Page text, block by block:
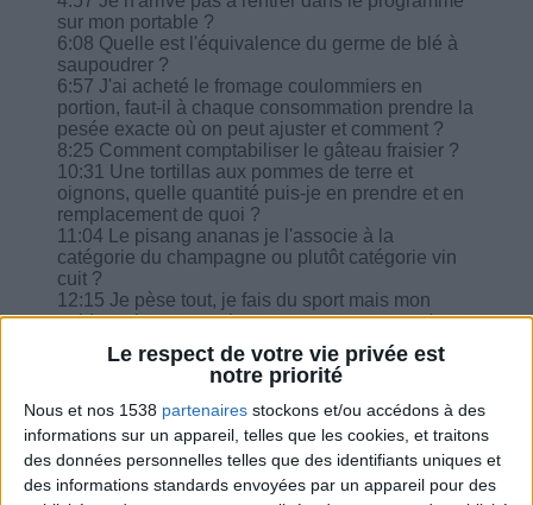
Le respect de votre vie privée est
notre priorité
Nous et nos 1538 partenaires stockons et/ou accédons à des
informations sur un appareil, telles que les cookies, et traitons
des données personnelles telles que des identifiants uniques et
des informations standards envoyées par un appareil pour des
sur mon portable ?
6:08 Quelle est l'équivalence du germe de blé à
saupoudrer ?
6:57 J'ai acheté le fromage coulommiers en
portion, faut-il à chaque consommation prendre la
pesée exacte où on peut ajuster et comment ?
8:25 Comment comptabiliser le gâteau fraisier ?
10:31 Une tortillas aux pommes de terre et
oignons, quelle quantité puis-je en prendre et en
remplacement de quoi ?
11:04 Le pisang ananas je l'associe à la
catégorie du champagne ou plutôt catégorie vin
cuit ?
12:15 Je pèse tout, je fais du sport mais mon
poids ne bouge pas beaucoup ; est-ce que c'est
la ménopause ?
13:24 Combien de weetabix pour remplacer les
13:58 Sans petit-déjeuner est-ce que je peux
prendre une collation mais comment ?
14:44 Que faut-il penser de ce qui se dit
concernant la prise déconseillée de certains
aliments lors d'un même repas ?